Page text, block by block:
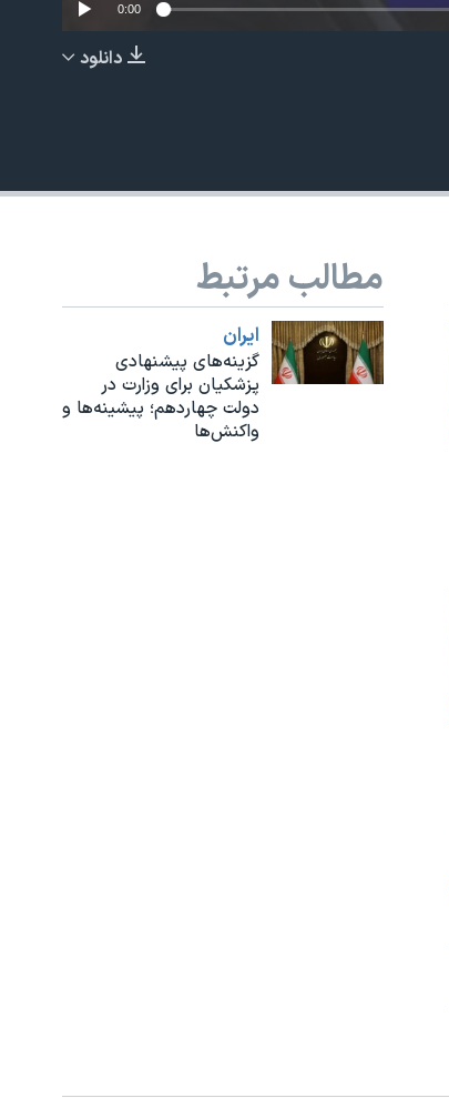
EMBED
0:00
دانلود
مطالب مرتبط
ايران
گزینه‌های پیشنهادی
پزشکیان برای وزارت در
دولت چهاردهم؛ پیشینه‌ها و
واکنش‌ها